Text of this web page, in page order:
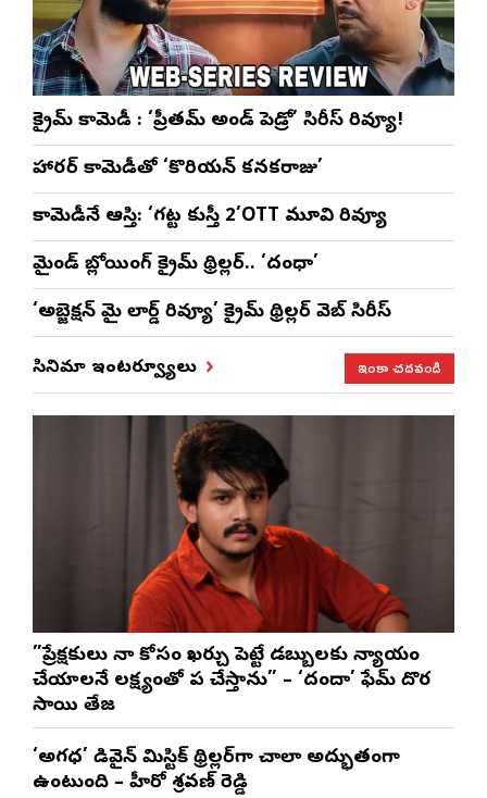
క్రైమ్ కామెడీ : ‘ప్రీతమ్ అండ్ పెడ్రో’ సిరీస్ రివ్యూ!
హారర్ కామెడీతో ‘కొరియన్ కనకరాజు’
కామెడీనే ఆస్తి: ‘గట్ట కుస్తీ 2’OTT మూవి రివ్యూ
మైండ్ బ్లోయింగ్ క్రైమ్ థ్రిల్లర్.. ‘దంధా’
‘అబ్జెక్ష‌న్ మై లార్డ్ రివ్యూ’ క్రైమ్ థ్రిల్ల‌ర్ వెబ్ సిరీస్
సినిమా ఇంటర్వ్యూలు ఇంకా చదవండి
”ప్రేక్షకులు నా కోసం ఖర్చు పెట్టే డబ్బులకు న్యాయం
చేయాలనే లక్ష్యంతో పని చేస్తాను” – ‘దందా’ ఫేమ్ దొర
సాయి తేజ
‘అగధ’ డివైన్ మిస్టిక్ థ్రిల్లర్‌గా చాలా అద్భుతంగా
ఉంటుంది – హీరో శ్రవణ్ రెడ్డి